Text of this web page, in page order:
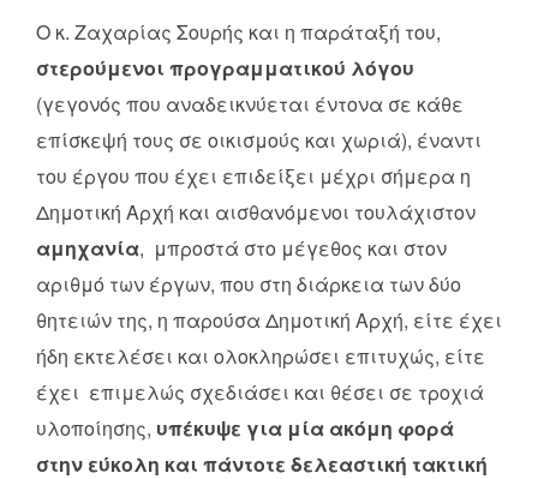
Ο κ. Ζαχαρίας Σουρής και η παράταξή του,
στερούμενοι προγραμματικού λόγου
(γεγονός που αναδεικνύεται έντονα σε κάθε
επίσκεψή τους σε οικισμούς και χωριά), έναντι
του έργου που έχει επιδείξει μέχρι σήμερα η
Δημοτική Αρχή και αισθανόμενοι τουλάχιστον
αμηχανία, μπροστά στο μέγεθος και στον
αριθμό των έργων, που στη διάρκεια των δύο
θητειών της, η παρούσα Δημοτική Αρχή, είτε έχει
ήδη εκτελέσει και ολοκληρώσει επιτυχώς, είτε
έχει επιμελώς σχεδιάσει και θέσει σε τροχιά
υλοποίησης, υπέκυψε για μία ακόμη φορά
στην εύκολη και πάντοτε δελεαστική τακτική